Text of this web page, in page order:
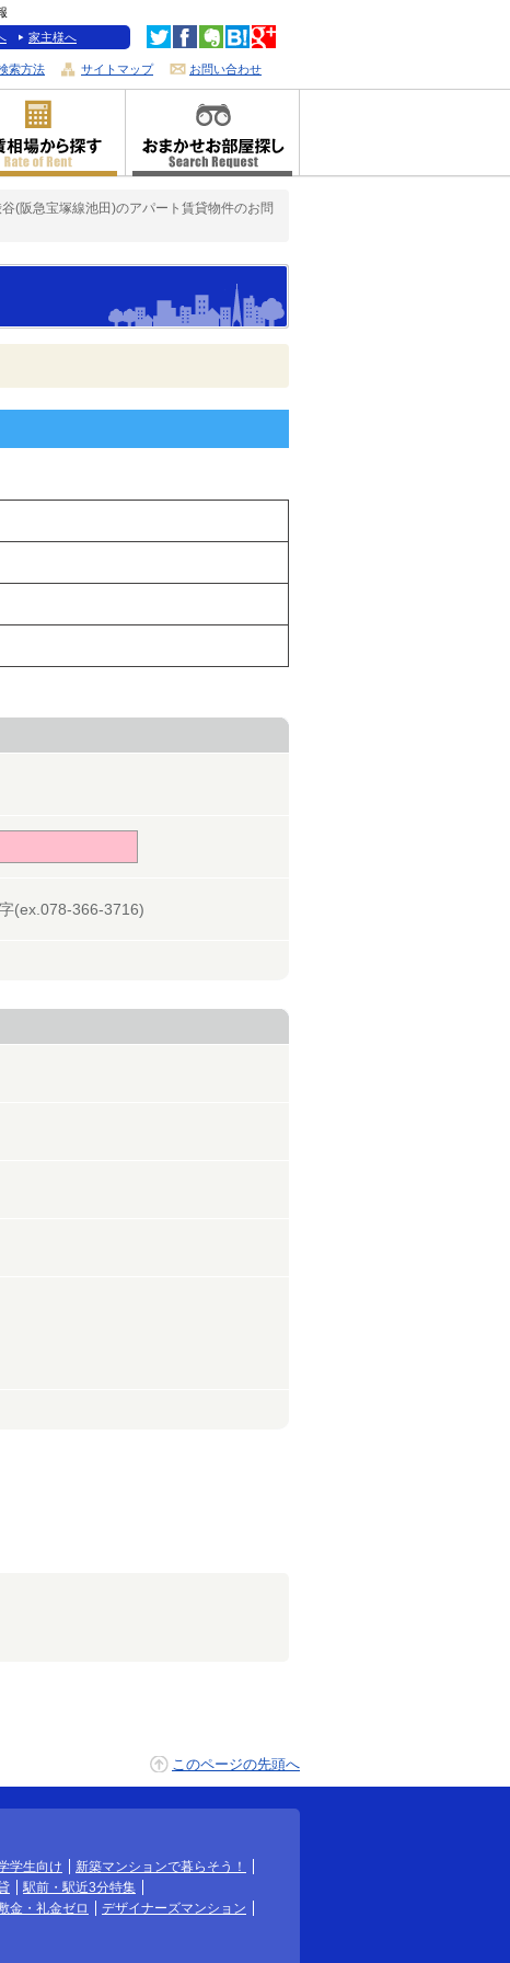
家主様へ
索方法 サイトマップ お問い合わせ
(阪急宝塚線池田)のアパート賃貸物件のお問
(ex.078-366-3716)
このページの先頭へ
学生向け
新築マンションで暮らそう！
駅前・駅近3分特集
金・礼金ゼロ
デザイナーズマンション